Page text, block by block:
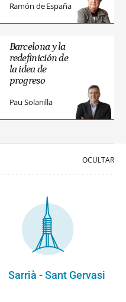
Ramón de España
Barcelona y la
redefinición de
la idea de
progreso
Pau Solanilla
Sarrià - Sant Gervasi